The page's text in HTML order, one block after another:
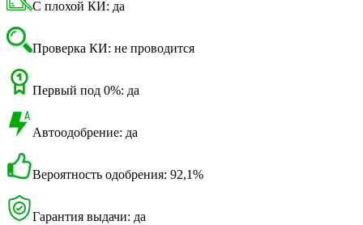
С плохой КИ: да
Проверка КИ: не проводится
Первый под 0%: да
Автоодобрение: да
Вероятность одобрения: 92,1%
Гарантия выдачи: да